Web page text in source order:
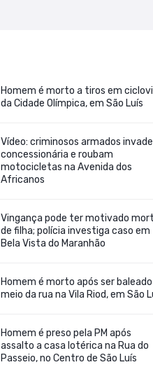
Homem é morto a tiros em
da Cidade Olímpica, em São Luís
Vídeo: criminosos armados
concessionária e roubam
motocicletas na Avenida dos
Africanos
Vingança pode ter motivado
de filha; polícia investiga caso em
Bela Vista do Maranhão
Homem é morto após ser
meio da rua na Vila Riod, em São
Homem é preso pela PM após
assalto a casa lotérica na Rua do
Passeio, no Centro de São Luís